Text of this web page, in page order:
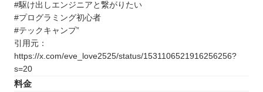
#駆け出しエンジニアと繋がりたい
#プログラミング初心者
#テックキャンプ”
引用元：
https://x.com/eve_love2525/status/1531106521916256256?
s=20
料金